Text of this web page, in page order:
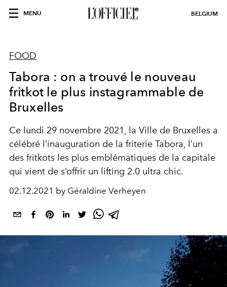
MENU BELGIUM
FOOD
Tabora : on a trouvé le nouveau
fritkot le plus instagrammable de
Bruxelles
Ce lundi 29 novembre 2021, la Ville de Bruxelles a
célébré l’inauguration de la friterie Tabora, l’un
des fritkots les plus emblématiques de la capitale
qui vient de s’offrir un lifting 2.0 ultra chic.
02.12.2021 by Géraldine Verheyen